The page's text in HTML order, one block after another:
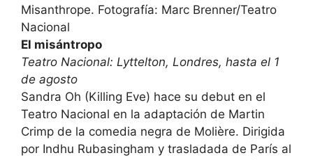
Misanthrope. Fotografía: Marc Brenner/Teatro
Nacional
El misántropo
Teatro Nacional: Lyttelton, Londres, hasta el 1
de agosto
Sandra Oh (Killing Eve) hace su debut en el
Teatro Nacional en la adaptación de Martin
Crimp de la comedia negra de Molière. Dirigida
por Indhu Rubasingham y trasladada de París al